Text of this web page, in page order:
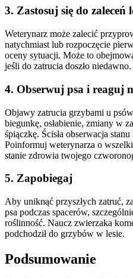
3. Zastosuj się do zaleceń
Weterynarz może zalecić
natychmiast lub rozpoczęcie
oceny sytuacji. Może to
jeśli do zatrucia doszło niedawno.
4. Obserwuj psa i reaguj
Objawy zatrucia grzybami u
biegunkę, osłabienie, zmiany w
śpiączkę. Ścisła obserwacja
Poinformuj weterynarza o
stanie zdrowia twojego
5. Zapobiegaj
Aby uniknąć przyszłych zatruć,
psa podczas spacerów,
roślinność. Naucz zwierzaka
podchodził do grzybów w lesie.
Podsumowanie